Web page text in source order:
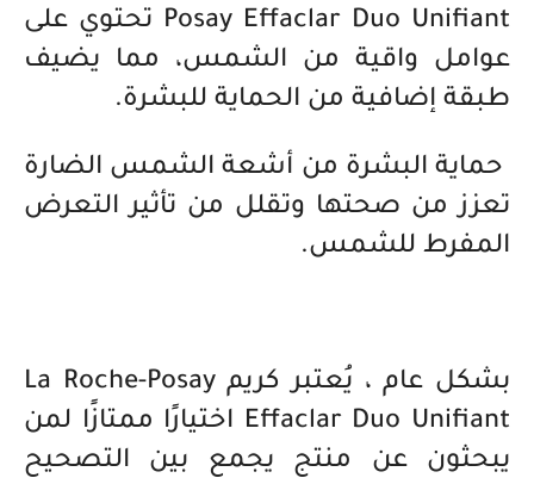
Posay Effaclar Duo Unifiant تحتوي على
عوامل واقية من الشمس، مما يضيف
طبقة إضافية من الحماية للبشرة.
حماية البشرة من أشعة الشمس الضارة
تعزز من صحتها وتقلل من تأثير التعرض
المفرط للشمس.
بشكل عام ، يُعتبر كريم La Roche-Posay
Effaclar Duo Unifiant اختيارًا ممتازًا لمن
يبحثون عن منتج يجمع بين التصحيح